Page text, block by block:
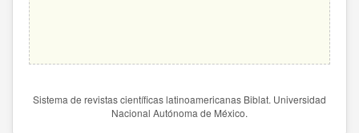
Sistema de revistas científicas latinoamericanas Biblat. Universidad
Nacional Autónoma de México.